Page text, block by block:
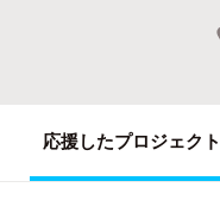
応援したプロジェクト